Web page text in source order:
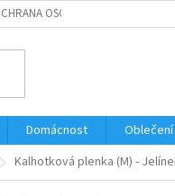
OSOBNÍCH ÚDAJŮ
Domácnost
Kalhotková plenka (M) -